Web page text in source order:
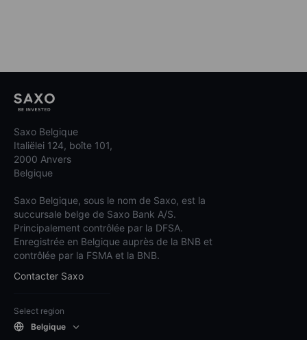
Saxo Belgique
Italiëlei 124, boîte 101,
2000 Anvers
Belgique
Saxo Belgique, sous le nom de Saxo, est la
succursale belge de Saxo Bank A/S.
Principalement contrôlée par la DFSA.
Enregistrée en Belgique auprès de la BNB et
contrôlée par la FSMA et la BNB.
Contacter Saxo
Select region
Belgique